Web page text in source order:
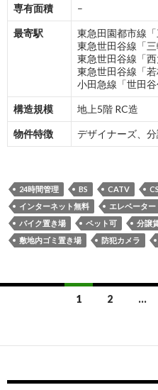
専有面積 –
最寄駅
東急田園都市線
東急世田谷線「
東急世田谷線「
東急世田谷線「
小田急線「世田
構造規模 地上5階 RC造
物件特徴 デザイナーズ、
24時間管理 BS CATV CS
インターネット無料
エレベーター
バイク置き場
ペット可 分譲
敷地内ゴミ置き場
防犯カメラ
ナ
1 2 …